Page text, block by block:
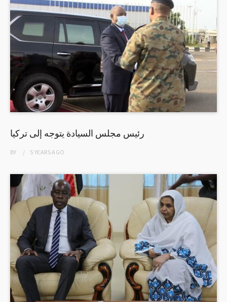
رئيس مجلس السيادة يتوجه إلى تركيا
BY 5 YEARSAGO